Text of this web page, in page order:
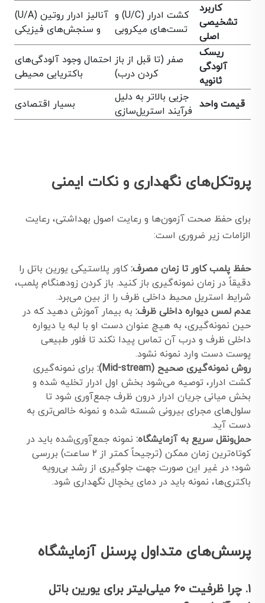
کاربرد
تشخیصی
اصلی
کشت ادرار (U/C) و
تست‌های میکروبی
آنالیز ادرار روتین (U/A)
و سنجش‌های فیزیکی
ریسک
آلودگی
ثانویه
صفر (تا قبل از باز
کردن درب)
احتمال وجود آلودگی‌های
باکتریایی محیطی
قیمت واحد
جزیی بالاتر به دلیل
فرآیند استریل‌سازی
بسیار اقتصادی
پروتکل‌های نگهداری و نکات ایمنی
برای حفظ صحت آزمون‌ها و رعایت اصول بهداشتی، رعایت
الزامات زیر ضروری است:
حفظ پلمب کاور تا زمان مصرف:کاور پلاستیکی یورین باتل را
دقیقاً در زمان نمونه‌گیری باز کنید. باز کردن زودهنگام پلمب،
شرایط استریل محیط داخلی ظرف را از بین می‌برد.
عدم لمس دیواره داخلی ظرف: به بیمار آموزش دهید که در
حین نمونه‌گیری، به هیچ عنوان دست او با لبه یا دیواره
داخلی ظرف و درب آن تماس پیدا نکند تا فلور طبیعی
پوست دست وارد نمونه نشود.
روش نمونه‌گیری صحیح (Mid-stream):
برای نمونه‌گیری
کشت ادرار، توصیه می‌شود بخش اول ادرار تخلیه شده و
بخش میانی جریان ادرار درون ظرف جمع‌آوری شود تا
سلول‌های مجرای بیرونی شسته شده و نمونه خالص‌تری به
دست آید.
حمل‌ونقل سریع به آزمایشگاه: نمونه جمع‌آوری‌شده باید در
کوتاه‌ترین زمان ممکن (ترجیحاً کمتر از ۲ ساعت) بررسی
شود؛ در غیر این صورت جهت جلوگیری از رشد بی‌رویه
باکتری‌ها، نمونه باید در دمای یخچال نگهداری شود.
پرسش‌های متداول پرسنل آزمایشگاه
۱. چرا ظرفیت ۶۰ میلی‌لیتر برای یورین باتل